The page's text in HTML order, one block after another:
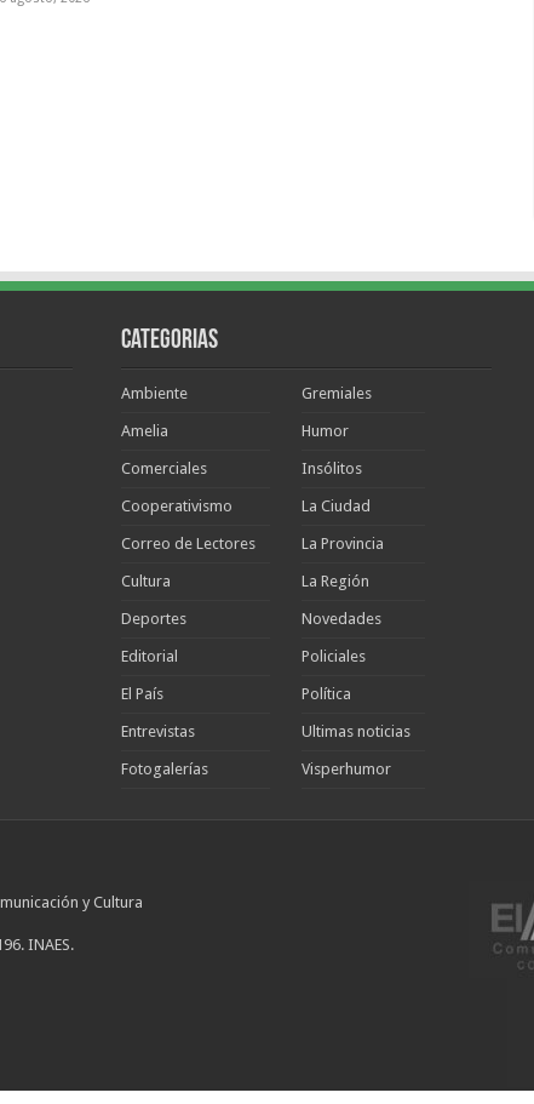
Categorias
Ambiente
Amelia
Comerciales
Cooperativismo
Correo de Lectores
Cultura
Deportes
Editorial
El País
Entrevistas
Fotogalerías
Gremiales
Humor
Insólitos
La Ciudad
La Provincia
La Región
Novedades
Policiales
Política
Ultimas noticias
Visperhumor
y Cultura
INAES.